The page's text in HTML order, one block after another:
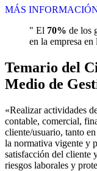
MÁS
" El 70% de los
en la empresa
Temario del
Medio de
«Realizar actividades
contable, comercial,
cliente/usuario, tanto
la normativa vigente y
satisfacción del cliente
riesgos laborales y